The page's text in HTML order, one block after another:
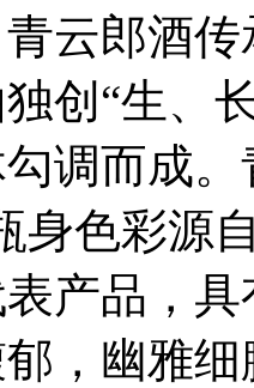
云郎酒
创“生、
调而成
身色彩源
产品，
，幽雅